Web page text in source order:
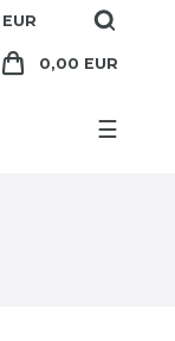
EUR
0,00 EUR
☰